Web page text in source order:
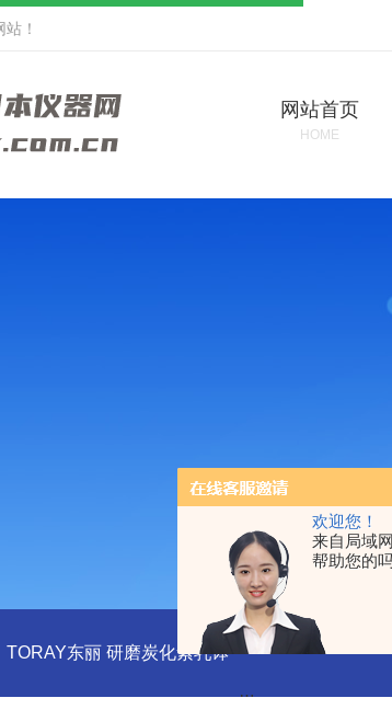
欢迎您！
来自局域
帮助您的
！
网站首页
HOME
东丽 研磨炭化素乳钵 AGB-K-0.2-C01-